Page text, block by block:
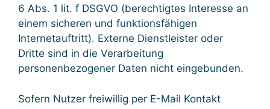
6 Abs. 1 lit. f DSGVO (berechtigtes Interesse an
einem sicheren und funktionsfähigen
Internetauftritt). Externe Dienstleister oder
Dritte sind in die Verarbeitung
personenbezogener Daten nicht eingebunden.
Sofern Nutzer freiwillig per E-Mail Kontakt